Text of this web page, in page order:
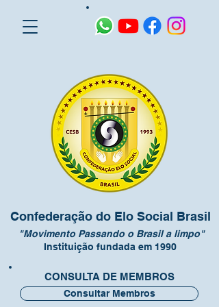
Confederação do Elo Social Brasil
"Movimento Passando o Brasil a limpo"
Instituição fundada em 1990
CONSULTA DE MEMBROS
Consultar Membros